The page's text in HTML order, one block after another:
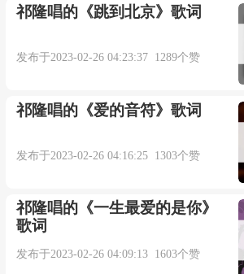
Dochsiespieltnichtmehr
Dortamklavier
Lauschteichihr
祁隆唱的《跳到北京》歌词
发布于2023-02-26 04:23:37 1289个赞
祁隆唱的《爱的音符》歌词
发布于2023-02-26 04:16:25 1303个赞
祁隆唱的《一生最爱的是你》
歌词
发布于2023-02-26 04:09:13 1603个赞